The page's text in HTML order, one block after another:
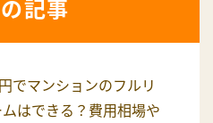
記事
でマンションのフルリ
はできる？費用相場や